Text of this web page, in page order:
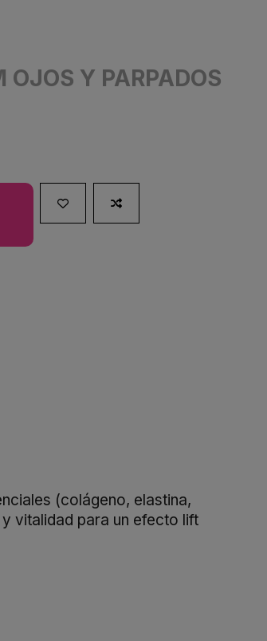
OJOS Y PARPADOS
(colágeno, elastina,
vitalidad para un efecto lift